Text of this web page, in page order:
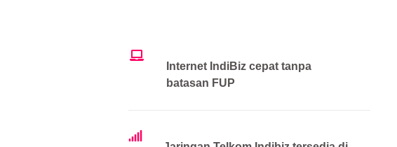
Internet IndiBiz cepat tanpa
batasan FUP